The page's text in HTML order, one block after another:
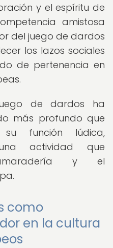
y el espíritu de
amistosa
del juego de dardos
los lazos sociales
de pertenencia en
de dardos ha
más profundo que
función lúdica,
actividad que
y el
como
en la cultura